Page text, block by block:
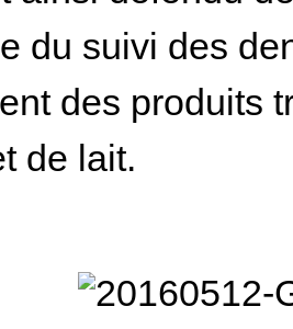
du suivi des
des produits
de lait.